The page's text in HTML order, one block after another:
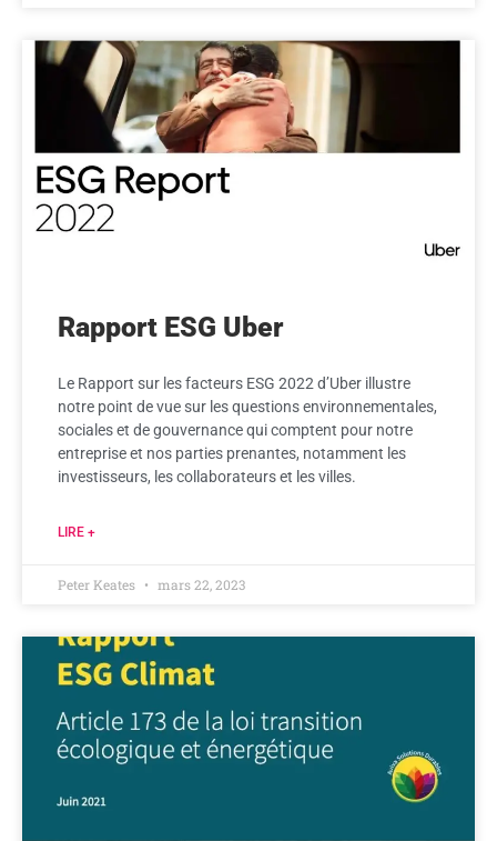
Rapport ESG Uber
Le Rapport sur les facteurs ESG 2022 d’Uber illustre
notre point de vue sur les questions environnementales,
sociales et de gouvernance qui comptent pour notre
entreprise et nos parties prenantes, notamment les
investisseurs, les collaborateurs et les villes.
LIRE +
Peter Keates mars 22, 2023